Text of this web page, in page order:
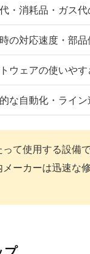
・消耗品・ガス
の対応速度・部
ウェアの使いや
な自動化・ライ
て使用する設備
ーカーは迅速な